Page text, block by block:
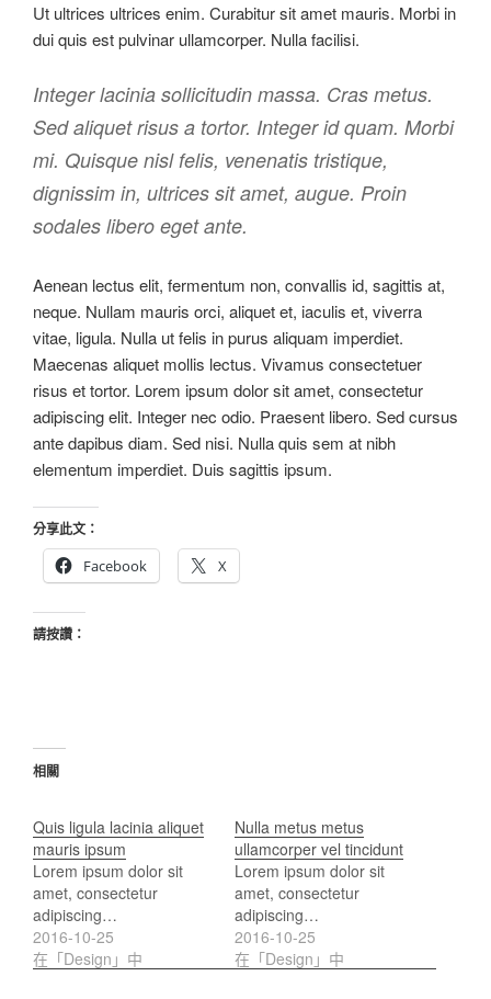
Ut ultrices ultrices enim. Curabitur sit amet mauris. Morbi in
dui quis est pulvinar ullamcorper. Nulla facilisi.
Integer lacinia sollicitudin massa. Cras metus.
Sed aliquet risus a tortor. Integer id quam. Morbi
mi. Quisque nisl felis, venenatis tristique,
dignissim in, ultrices sit amet, augue. Proin
sodales libero eget ante.
Aenean lectus elit, fermentum non, convallis id, sagittis at,
neque. Nullam mauris orci, aliquet et, iaculis et, viverra
vitae, ligula. Nulla ut felis in purus aliquam imperdiet.
Maecenas aliquet mollis lectus. Vivamus consectetuer
risus et tortor. Lorem ipsum dolor sit amet, consectetur
adipiscing elit. Integer nec odio. Praesent libero. Sed cursus
ante dapibus diam. Sed nisi. Nulla quis sem at nibh
elementum imperdiet. Duis sagittis ipsum.
分享此文：
Facebook
X
請按讚：
相關
Quis ligula lacinia aliquet
mauris ipsum
Lorem ipsum dolor sit
amet, consectetur
adipiscing…
2016-10-25
在「Design」中
Nulla metus metus
ullamcorper vel tincidunt
Lorem ipsum dolor sit
amet, consectetur
adipiscing…
2016-10-25
在「Design」中